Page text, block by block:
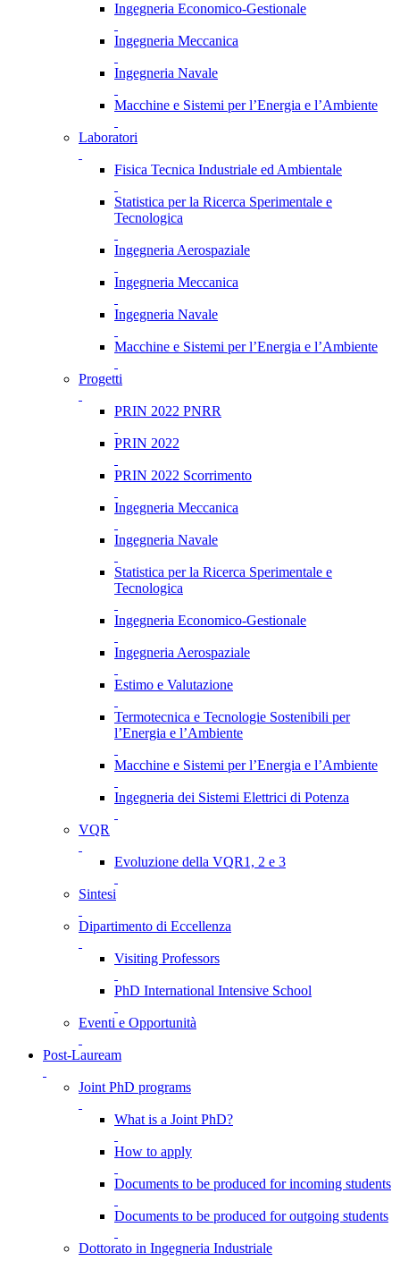
Ingegneria Economico-Gestionale
Ingegneria Meccanica
Ingegneria Navale
Macchine e Sistemi per l’Energia e l’Ambiente
Laboratori
Fisica Tecnica Industriale ed Ambientale
Statistica per la Ricerca Sperimentale e
Tecnologica
Ingegneria Aerospaziale
Ingegneria Meccanica
Ingegneria Navale
Macchine e Sistemi per l’Energia e l’Ambiente
Progetti
PRIN 2022 PNRR
PRIN 2022
PRIN 2022 Scorrimento
Ingegneria Meccanica
Ingegneria Navale
Statistica per la Ricerca Sperimentale e
Tecnologica
Ingegneria Economico-Gestionale
Ingegneria Aerospaziale
Estimo e Valutazione
Termotecnica e Tecnologie Sostenibili per
l’Energia e l’Ambiente
Macchine e Sistemi per l’Energia e l’Ambiente
Ingegneria dei Sistemi Elettrici di Potenza
VQR
Evoluzione della VQR1, 2 e 3
Sintesi
Dipartimento di Eccellenza
Visiting Professors
PhD International Intensive School
Eventi e Opportunità
Post-Lauream
Joint PhD programs
What is a Joint PhD?
How to apply
Documents to be produced for incoming students
Documents to be produced for outgoing students
Dottorato in Ingegneria Industriale